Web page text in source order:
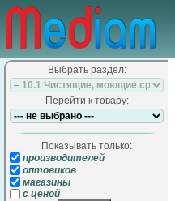
Выбрать раздел:
Перейти к товару:
Показывать только:
производителей
оптовиков
магазины
с ценой